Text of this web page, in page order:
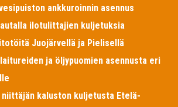
ankkuroinnin asennus
ilotulittajien kuljetuksia
Juojärvellä ja Pielisellä
ja öljypuomien asennusta eri
niittäjän kaluston kuljetusta Etelä-